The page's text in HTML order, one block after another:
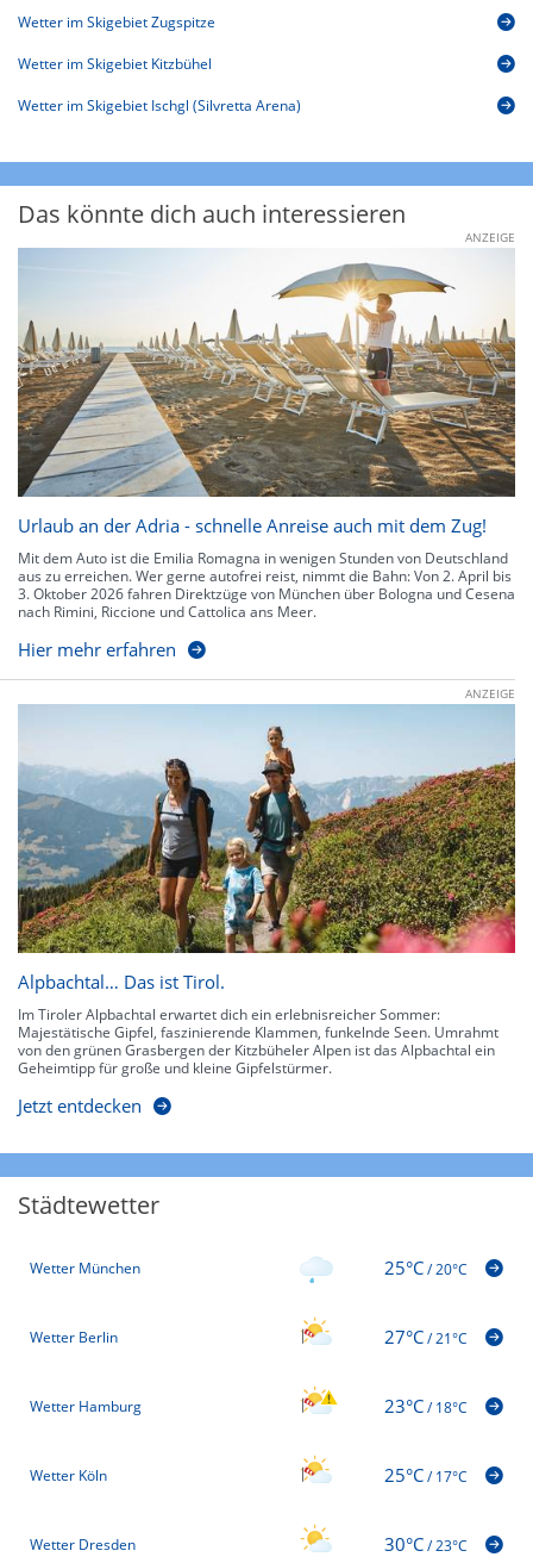
Wetter im Skigebiet Zugspitze
Wetter im Skigebiet Kitzbühel
Wetter im Skigebiet Ischgl (Silvretta Arena)
Das könnte dich auch interessieren
ANZEIGE
Urlaub an der Adria - schnelle Anreise auch mit dem Zug!
Mit dem Auto ist die Emilia Romagna in wenigen Stunden von Deutschland
aus zu erreichen. Wer gerne autofrei reist, nimmt die Bahn: Von 2. April bis
3. Oktober 2026 fahren Direktzüge von München über Bologna und Cesena
nach Rimini, Riccione und Cattolica ans Meer.
Hier mehr erfahren
ANZEIGE
Alpbachtal… Das ist Tirol.
Im Tiroler Alpbachtal erwartet dich ein erlebnisreicher Sommer:
Majestätische Gipfel, faszinierende Klammen, funkelnde Seen. Umrahmt
von den grünen Grasbergen der Kitzbüheler Alpen ist das Alpbachtal ein
Geheimtipp für große und kleine Gipfelstürmer.
Jetzt entdecken
Städtewetter
Wetter München 25°C/20°C
Wetter Berlin 27°C/21°C
Wetter Hamburg 23°C/18°C
Wetter Köln 25°C/17°C
Wetter Dresden 30°C/23°C